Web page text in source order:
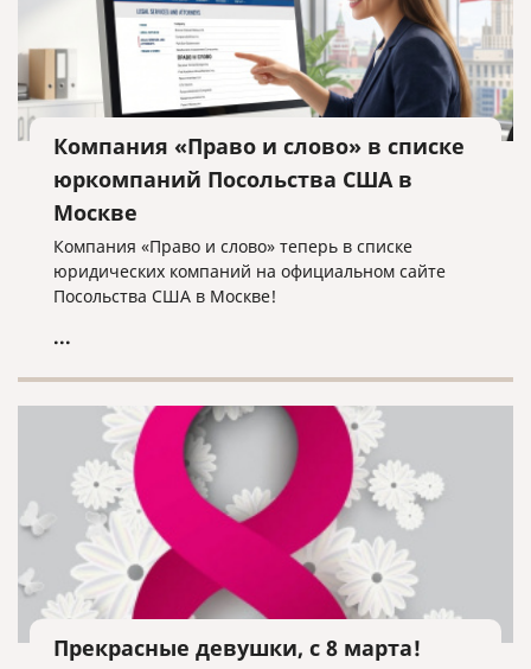
Компания «Право и слово» в списке
юркомпаний Посольства США в
Москве
Компания «Право и слово» теперь в списке
юридических компаний на официальном сайте
Посольства США в Москве!
...
Прекрасные девушки, с 8 марта!